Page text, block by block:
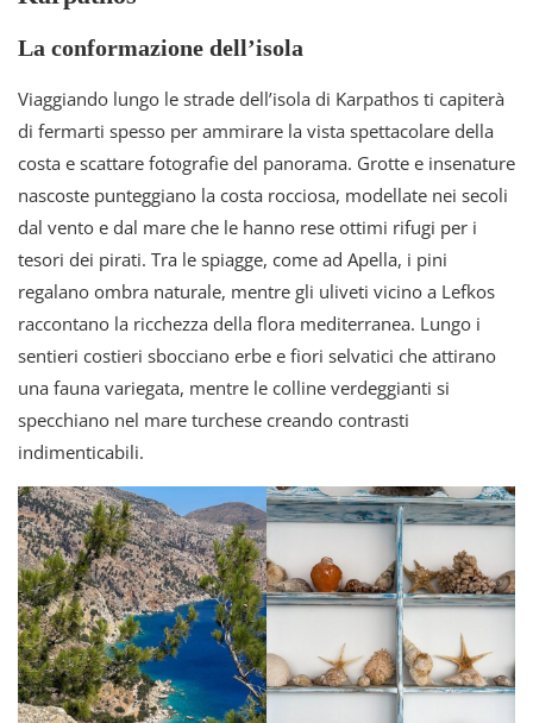
La conformazione dell’isola
Viaggiando lungo le strade dell’isola di Karpathos ti capiterà
di fermarti spesso per ammirare la vista spettacolare della
costa e scattare fotografie del panorama. Grotte e insenature
nascoste punteggiano la costa rocciosa, modellate nei secoli
dal vento e dal mare che le hanno rese ottimi rifugi per i
tesori dei pirati. Tra le spiagge, come ad Apella, i pini
regalano ombra naturale, mentre gli uliveti vicino a Lefkos
raccontano la ricchezza della flora mediterranea. Lungo i
sentieri costieri sbocciano erbe e fiori selvatici che attirano
una fauna variegata, mentre le colline verdeggianti si
specchiano nel mare turchese creando contrasti
indimenticabili.